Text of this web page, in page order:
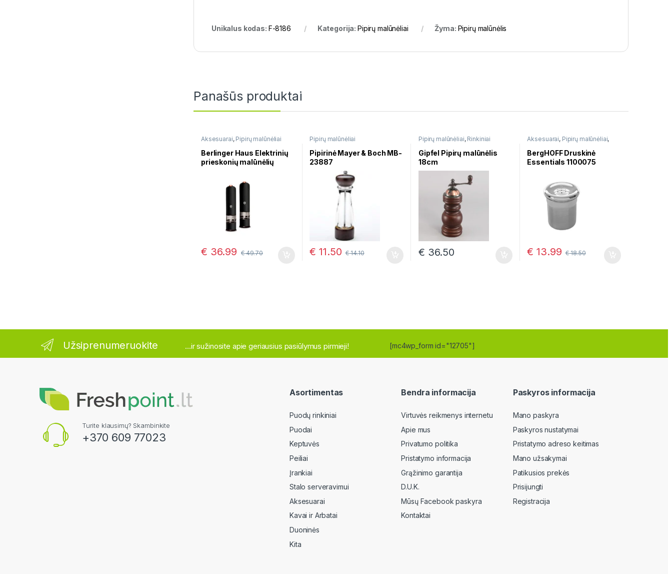
Unikalus kodas: F-8186 Kategorija: Pipirų malūnėliai Žyma: Pipirų malūnėlis
Panašūs produktai
Aksesuarai, Pipirų malūnėliai
Berlinger Haus Elektrinių
prieskonių malūnėlių
€ 36.99 €49.70
Pipirų malūnėliai
Pipirinė Mayer & Boch MB-
23887
€ 11.50 €14.10
Pipirų malūnėliai, Rinkiniai
druskai ir pipirams
Gipfel Pipirų malūnėlis
18cm
€ 36.50
Aksesuarai, Pipirų malūnėliai,
Rinkiniai druskai ir pipirams
BergHOFF Druskinė
Essentials 1100075
€ 13.99 €18.50
Užsiprenumeruokite ...ir sužinosite apie geriausius pasiūlymus pirmieji! [mc4wp_form id="12705"]
Turite klausimų? Skambinkite
+370 609 77023
Asortimentas
Puodų rinkiniai
Puodai
Keptuvės
Peiliai
Įrankiai
Stalo serveravimui
Aksesuarai
Kavai ir Arbatai
Duoninės
Kita
Bendra informacija
Virtuvės reikmenys internetu
Apie mus
Privatumo politika
Pristatymo informacija
Grąžinimo garantija
D.U.K.
Mūsų Facebook paskyra
Kontaktai
Paskyros informacija
Mano paskyra
Paskyros nustatymai
Pristatymo adreso keitimas
Mano užsakymai
Patikusios prekės
Prisijungti
Registracija